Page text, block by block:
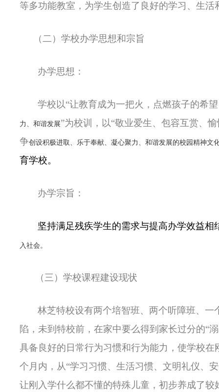
等多功能教室，为学生创造了良好的学习、生活
（二）学校办学思想和宗旨
办学思想：
学校以“让教育成为一把火，点燃孩子的希
力、和谐发展”为校训，以“敬业爱生、包容互赏、
争创设积极进取、乐于奉献、凝心聚力、和谐发展的校园精神文
育学校。
办学宗旨：
坚持满足残疾学生的需求与提高办学效益相
入社会。
（三）学校课程建设现状
林芝特校设有两个培智班、两个听障班、
陷，未到特校前，在家中要么得到家长过分的“
具备良好的日常行为习惯和行为能力，使学校
个月内，从“学习习惯、生活习惯、文明礼仪、
让刚入学什么都不懂的特殊儿童，初步养成了